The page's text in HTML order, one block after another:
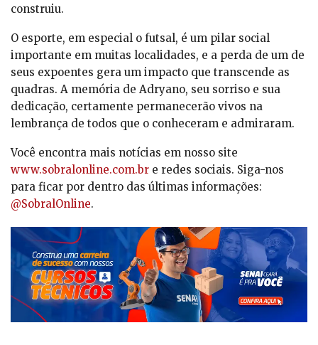
construiu.
O esporte, em especial o futsal, é um pilar social
importante em muitas localidades, e a perda de um de
seus expoentes gera um impacto que transcende as
quadras. A memória de Adryano, seu sorriso e sua
dedicação, certamente permanecerão vivos na
lembrança de todos que o conheceram e admiraram.
Você encontra mais notícias em nosso site
www.sobralonline.com.br e redes sociais. Siga-nos
para ficar por dentro das últimas informações:
@SobralOnline.